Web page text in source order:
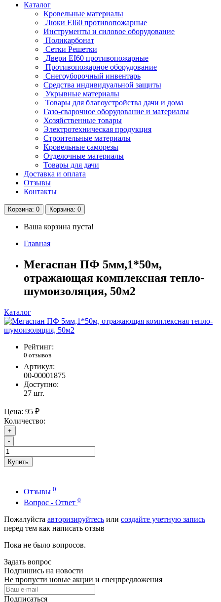
Каталог
Кровельные материалы
Люки EI60 противопожарные
Инструменты и силовое оборудование
Поликарбонат
Сетки Решетки
Двери EI60 противопожарные
Противопожарное оборудование
Снегоуборочный инвентарь
Средства индивидуальной защиты
Укрывные материалы
Товары для благоустройства дачи и дома
Газо-сварочное оборудование и материалы
Хозяйственные товары
Электротехническая продукция
Строительные материалы
Кровельные саморезы
Отделочные материалы
Товары для дачи
Доставка и оплата
Отзывы
Контакты
Корзина: 0 Корзина: 0
Ваша корзина пуста!
Главная
Мегаспан ПФ 5мм,1*50м,
отражающая комплексная тепло-
шумоизоляция, 50м2
Каталог
Рейтинг:
0 отзывов
Артикул:
00-00001875
Доступно:
27 шт.
Цена: 95 ₽
Количество:
+
-
Купить
Отзывы 0
Вопрос - Ответ 0
Пожалуйста авторизируйтесь или создайте учетную запись
перед тем как написать отзыв
Пока не было вопросов.
Задать вопрос
Подпишись на новости
Не пропусти новые акции и спецпредложения
Подписаться